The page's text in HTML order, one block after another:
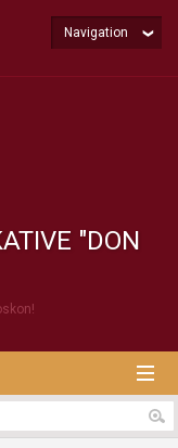
"DON
Navigation